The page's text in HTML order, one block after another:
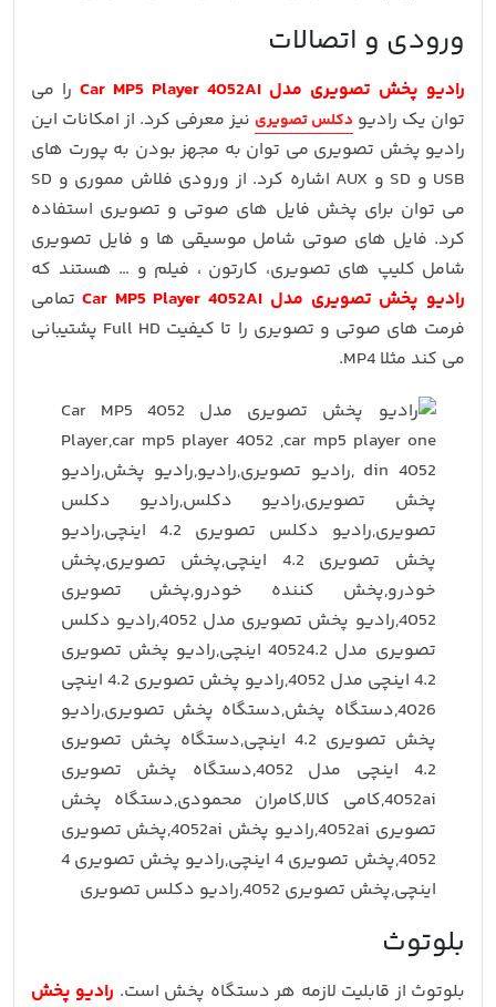
ورودی و اتصالات
رادیو پخش تصویری مدل Car MP5 Player 4052AI
را می
توان یک رادیو دکلس تصویری نیز معرفی کرد. از امکانات این
رادیو پخش تصویری می توان به مجهز بودن به پورت های
USB و SD و AUX اشاره کرد. از ورودی فلاش مموری و SD
می توان برای پخش فایل های صوتی و تصویری استفاده
کرد. فایل های صوتی شامل موسیقی ها و فایل تصویری
شامل کلیپ های تصویری، کارتون ، فیلم و … هستند که
رادیو پخش تصویری مدل Car MP5 Player 4052AI
تمامی
فرمت های صوتی و تصویری را تا کیفیت Full HD پشتیبانی
می کند مثلا MP4.
بلوتوث
بلوتوث از قابلیت لازمه هر دستگاه پخش است. رادیو پخش